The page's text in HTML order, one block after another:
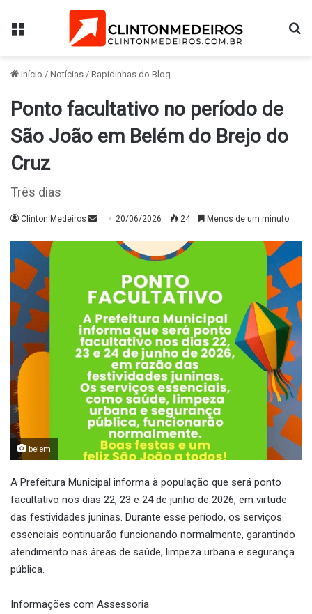
Menu
Início / Notícias / Rapidinhas do Blog
Ponto facultativo no período de
São João em Belém do Brejo do
Cruz
Três dias
Clinton Medeiros
Mande20/06/2026 24 Menos de um minuto
belem
A Prefeitura Municipal informa à população que será ponto
facultativo nos dias 22, 23 e 24 de junho de 2026, em virtude
das festividades juninas. Durante esse período, os serviços
essenciais continuarão funcionando normalmente, garantindo
atendimento nas áreas de saúde, limpeza urbana e segurança
pública.
Informações com Assessoria